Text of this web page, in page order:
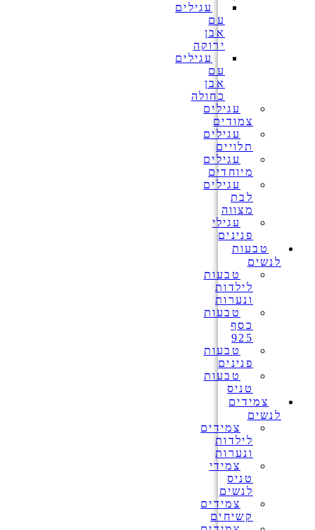
עגילים
עם
אבן
ירוקה
עגילים
עם
אבן
כחולה
עגילים
צמודים
עגילים
תלויים
עגילים
מיוחדים
עגילים
לבת
מצווה
עגילי
פנינים
טבעות
לנשים
טבעות
לילדות
ונערות
טבעות
כסף
925
טבעות
פנינים
טבעות
טניס
צמידים
לנשים
צמידים
לילדות
ונערות
צמידי
טניס
לנשים
צמידים
קשיחים